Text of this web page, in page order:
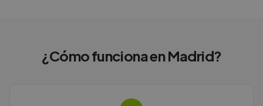
¿Cómo funciona enMadrid?